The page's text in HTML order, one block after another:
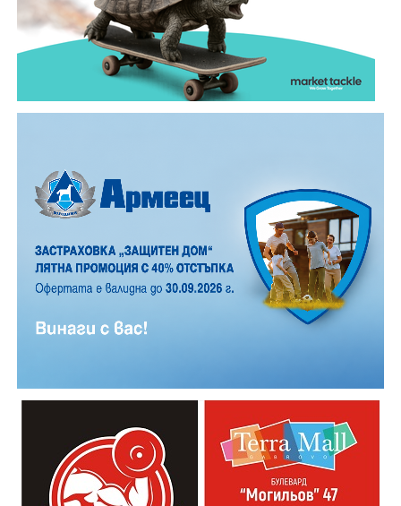
На място незабавно е бил изпратен полицейски
екип, който установил самоличността на водача. Той
е бил транспортиран в габровската болница, където
по-късно починал.
Според първоначалната информация водачът се е
Причините за инцидента са в процес на изясняване.